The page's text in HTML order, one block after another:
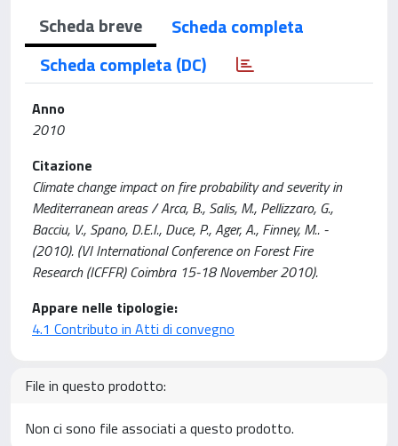
Scheda breve
Scheda completa
Scheda completa (DC)
Anno
2010
Citazione
Climate change impact on fire probability and severity in
Mediterranean areas / Arca, B., Salis, M., Pellizzaro, G.,
Bacciu, V., Spano, D.E.I., Duce, P., Ager, A., Finney, M.. -
(2010). (VI International Conference on Forest Fire
Research (ICFFR) Coimbra 15-18 November 2010).
Appare nelle tipologie:
4.1 Contributo in Atti di convegno
File in questo prodotto:
Non ci sono file associati a questo prodotto.